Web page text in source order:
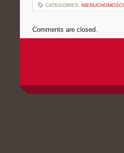
CATEGORIES: NIERUCHOMOŚCI
Comments are closed.